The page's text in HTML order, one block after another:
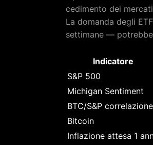
cedimento dei
La domanda degli
settimane —
Indicatore
S&P 500
Michigan Sentiment
BTC/S&P correlazione
Bitcoin
Inflazione attesa 1